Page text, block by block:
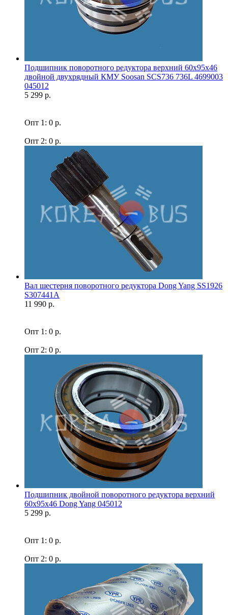
Подшипник поворотного редуктора верхний 60x95x46
двойной двухрядный КМУ Soosan SCS736 736L 4699003
045012
5 299 р.
Опт 1: 0 р.
Опт 2: 0 р.
Вал шестерня поворотного редуктора Dong Yang SS1926
S307441A
11 990 р.
Опт 1: 0 р.
Опт 2: 0 р.
Подшипник двойной поворотного редуктора верхний
60x95x46 Dong Yang 045012
5 299 р.
Опт 1: 0 р.
Опт 2: 0 р.